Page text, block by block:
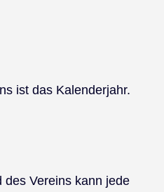
ist das Kalenderjahr.
des Vereins kann jede